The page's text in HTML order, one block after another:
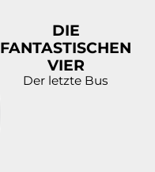
DIE
FANTASTISCHEN
VIER
Der letzte Bus